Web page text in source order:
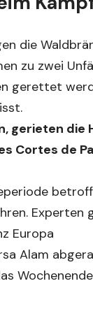
die
zu zwei
gerettet
gerieten die
Cortes de
Experten
Europa
Alam
Wochenende